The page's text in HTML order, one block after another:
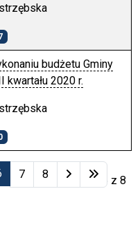
budżetu Gminy
kwartału 2020 r.
Strona 6 z 8
7 8